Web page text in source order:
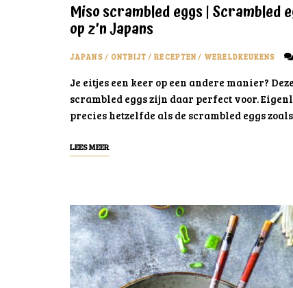
Miso scrambled eggs | Scrambled
op z’n Japans
JAPANS / ONTBIJT / RECEPTEN/ WERELDKEUKENS
Je eitjes een keer op een andere manier?
scrambled eggs zijn daar perfect voor.
precies hetzelfde als de scrambled eggs
LEES MEER